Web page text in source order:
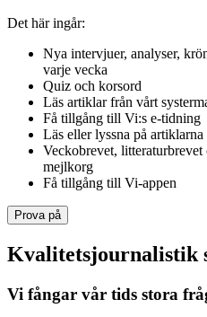
Det här ingår:
Nya intervjuer, analyser,
varje vecka
Quiz och korsord
Läs artiklar från vårt
Få tillgång till Vi:s e-tidning
Läs eller lyssna på artiklarna
Veckobrevet,
mejlkorg
Få tillgång till Vi-appen
Prova på
Kvalitetsjournalistik
Vi fångar vår tids stora